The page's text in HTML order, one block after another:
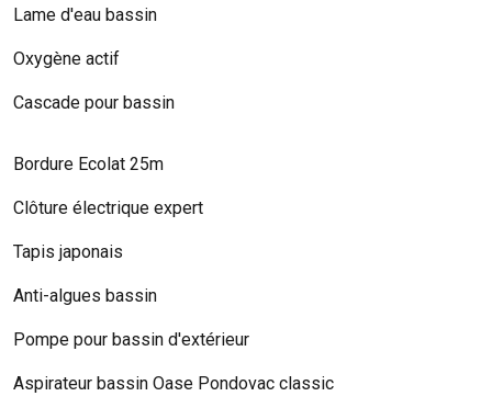
Lame d'eau bassin
Oxygène actif
Cascade pour bassin
Bordure Ecolat 25m
Clôture électrique expert
Tapis japonais
Anti-algues bassin
Pompe pour bassin d'extérieur
Aspirateur bassin Oase Pondovac classic